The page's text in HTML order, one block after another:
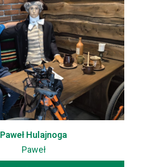
Paweł Hulajnoga
Paweł